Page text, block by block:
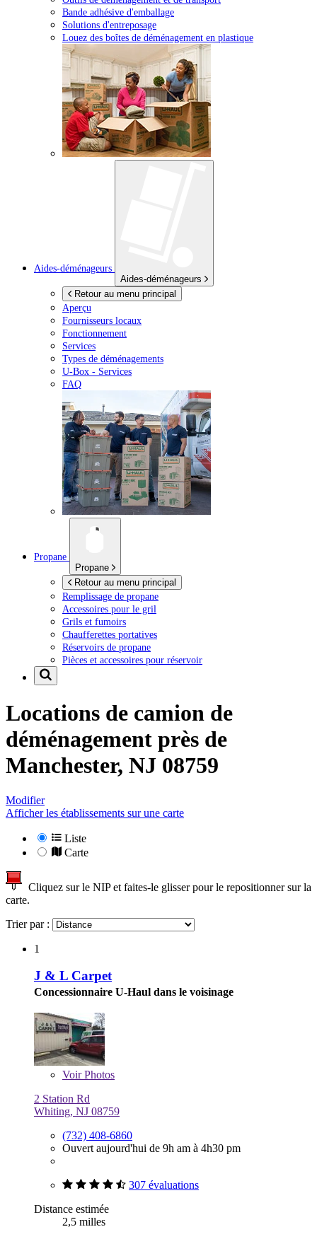
Bande adhésive d'emballage
Solutions d'entreposage
Louez des boîtes de déménagement en plastique
Aides-déménageurs
Aides-déménageurs
Retour au menu principal
Aperçu
Fournisseurs locaux
Fonctionnement
Services
Types de déménagements
U-Box - Services
FAQ
Propane
Propane
Retour au menu principal
Remplissage de propane
Accessoires pour le gril
Grils et fumoirs
Chaufferettes portatives
Réservoirs de propane
Pièces et accessoires pour réservoir
Locations de camion de
déménagement près de
Manchester, NJ 08759
Modifier
Afficher les établissements sur une carte
Liste
Carte
Cliquez sur le NIP et faites-le glisser pour le repositionner sur la
carte.
Trier par :
1
J & L Carpet
Concessionnaire U-Haul dans le voisinage
VoirPhotos
2 Station Rd
Whiting, NJ 08759
(732) 408-6860
Ouvert aujourd'hui de 9h am à 4h30 pm
307 évaluations
Distance estimée
2,5 milles